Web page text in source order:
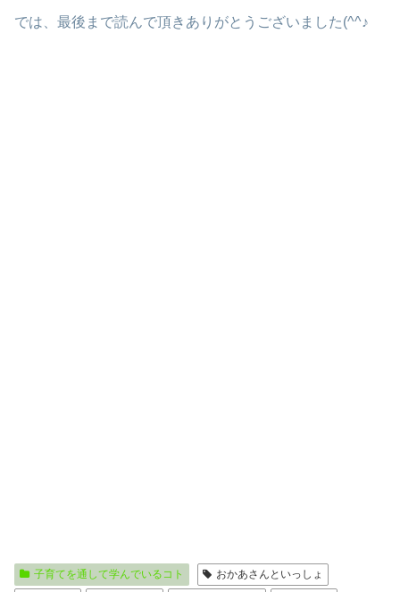
では、最後まで読んで頂きありがとうございました(^^♪
子育てを通して学んでいるコト
おかあさんといっしょ